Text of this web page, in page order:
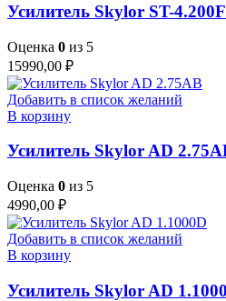
Усилитель Skylor ST-
Оценка 0 из 5
15990,00 ₽
Добавить в список желаний
В корзину
Усилитель Skylor AD
Оценка 0 из 5
4990,00 ₽
Добавить в список желаний
В корзину
Усилитель Skylor AD